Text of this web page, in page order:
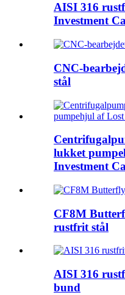
AISI 316
Investment
CNC-
stål
lukket
Investment
CF8M
rustfrit stål
AISI 316
bund